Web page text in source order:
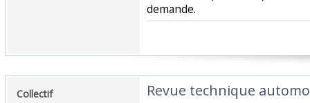
demande.‎
‎Collectif‎ ‎Revue technique